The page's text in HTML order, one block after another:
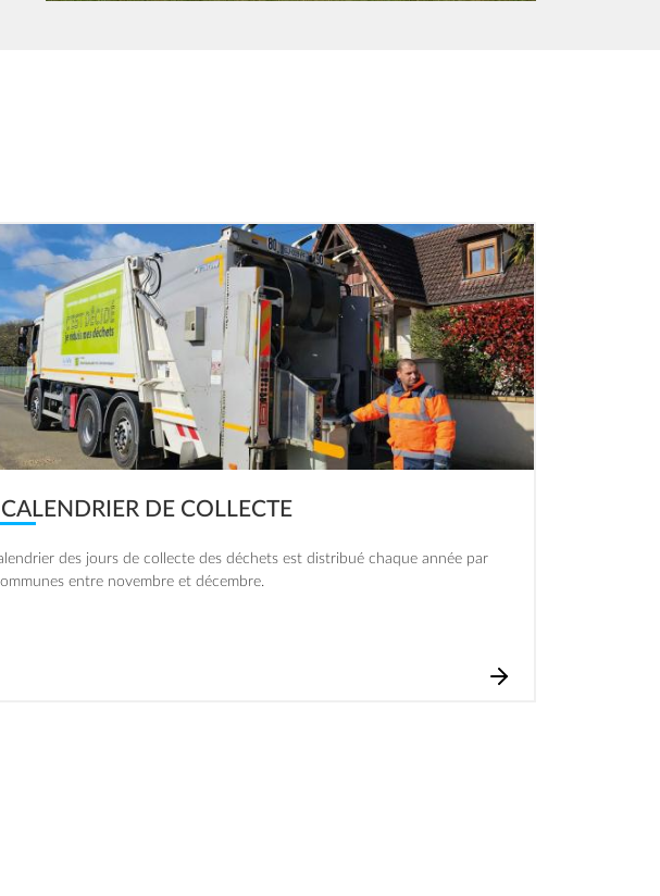
CALENDRIER DE COLLECTE
des jours de collecte des déchets est distribué chaque année par
entre novembre et décembre.